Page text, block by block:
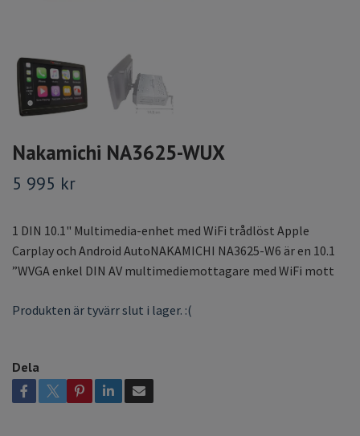
Nakamichi NA3625-WUX
5 995 kr
1 DIN 10.1" Multimedia-enhet med WiFi trådlöst Apple
Carplay och Android AutoNAKAMICHI NA3625-W6 är en 10.1
”WVGA enkel DIN AV multimediemottagare med WiFi mott
Produkten är tyvärr slut i lager. :(
Dela